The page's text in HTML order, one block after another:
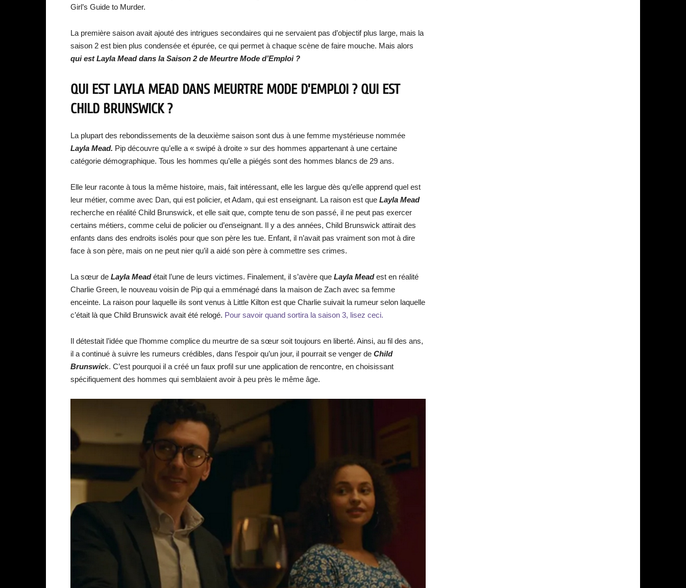
Girl’s Guide to Murder.
La première saison avait ajouté des intrigues secondaires qui ne servaient pas d’objectif plus large, mais la
saison 2 est bien plus condensée et épurée, ce qui permet à chaque scène de faire mouche. Mais alors
qui est Layla Mead dans la Saison 2 de Meurtre Mode d’Emploi ?
QUI EST LAYLA MEAD DANS MEURTRE MODE D’EMPLOI ? QUI EST
CHILD BRUNSWICK ?
La plupart des rebondissements de la deuxième saison sont dus à une femme mystérieuse nommée
Layla Mead. Pip découvre qu’elle a « swipé à droite » sur des hommes appartenant à une certaine
catégorie démographique. Tous les hommes qu’elle a piégés sont des hommes blancs de 29 ans.
Elle leur raconte à tous la même histoire, mais, fait intéressant, elle les largue dès qu’elle apprend quel est
leur métier, comme avec Dan, qui est policier, et Adam, qui est enseignant. La raison est que Layla Mead
recherche en réalité Child Brunswick, et elle sait que, compte tenu de son passé, il ne peut pas exercer
certains métiers, comme celui de policier ou d’enseignant. Il y a des années, Child Brunswick attirait des
enfants dans des endroits isolés pour que son père les tue. Enfant, il n’avait pas vraiment son mot à dire
face à son père, mais on ne peut nier qu’il a aidé son père à commettre ses crimes.
La sœur de Layla Meadétait l’une de leurs victimes. Finalement, il s’avère que Layla Meadest en réalité
Charlie Green, le nouveau voisin de Pip qui a emménagé dans la maison de Zach avec sa femme
enceinte. La raison pour laquelle ils sont venus à Little Kilton est que Charlie suivait la rumeur selon laquelle
c’était là que Child Brunswick avait été relogé. Pour savoir quand sortira la saison 3, lisez ceci.
Il détestait l’idée que l’homme complice du meurtre de sa sœur soit toujours en liberté. Ainsi, au fil des ans,
il a continué à suivre les rumeurs crédibles, dans l’espoir qu’un jour, il pourrait se venger de Child
Brunswick. C’est pourquoi il a créé un faux profil sur une application de rencontre, en choisissant
spécifiquement des hommes qui semblaient avoir à peu près le même âge.